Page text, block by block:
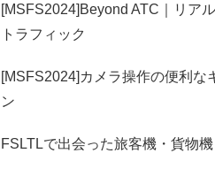
[MSFS2024]Beyond ATC｜リア
トラフィック
[MSFS2024]カメラ操作の便利な
ン
FSLTLで出会った旅客機・貨物機